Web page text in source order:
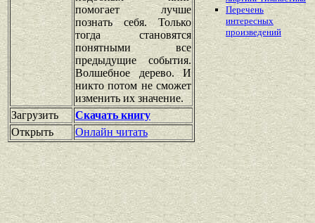
помогает лучше
познать себя. Только
тогда становятся
понятными все
предыдущие события.
Волшебное дерево. И
никто потом не сможет
изменить их значение.
Загрузить
Скачать книгу
Открыть
Онлайн читать
Перечень
интересных
произведений